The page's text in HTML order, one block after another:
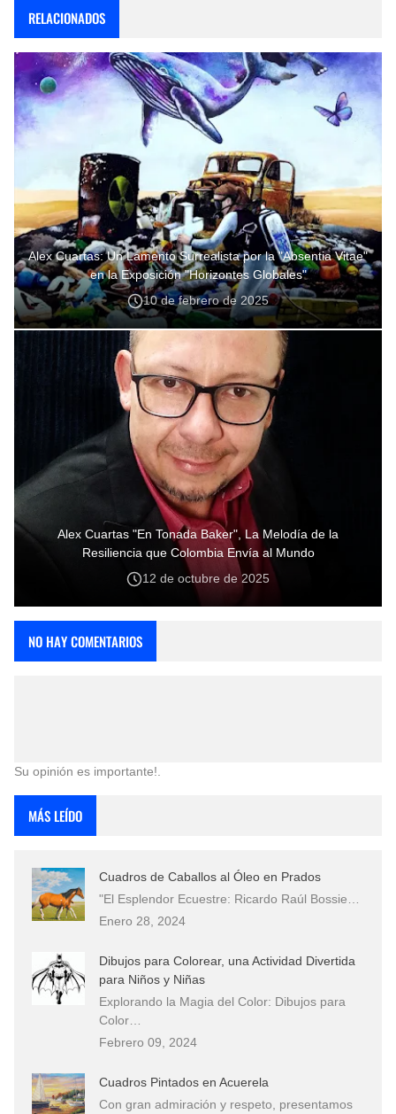
RELACIONADOS
Alex Cuartas: Un Lamento Surrealista por la "Absentia Vitae"
en la Exposición "Horizontes Globales"
10 de febrero de 2025
Alex Cuartas "En Tonada Baker", La Melodía de la
Resiliencia que Colombia Envía al Mundo
12 de octubre de 2025
NO HAY COMENTARIOS
Su opinión es importante!.
MÁS LEÍDO
Cuadros de Caballos al Óleo en Prados
"El Esplendor Ecuestre: Ricardo Raúl Bossie…
Enero 28, 2024
Dibujos para Colorear, una Actividad Divertida
para Niños y Niñas
Explorando la Magia del Color: Dibujos para
Color…
Febrero 09, 2024
Cuadros Pintados en Acuerela
Con gran admiración y respeto, presentamos